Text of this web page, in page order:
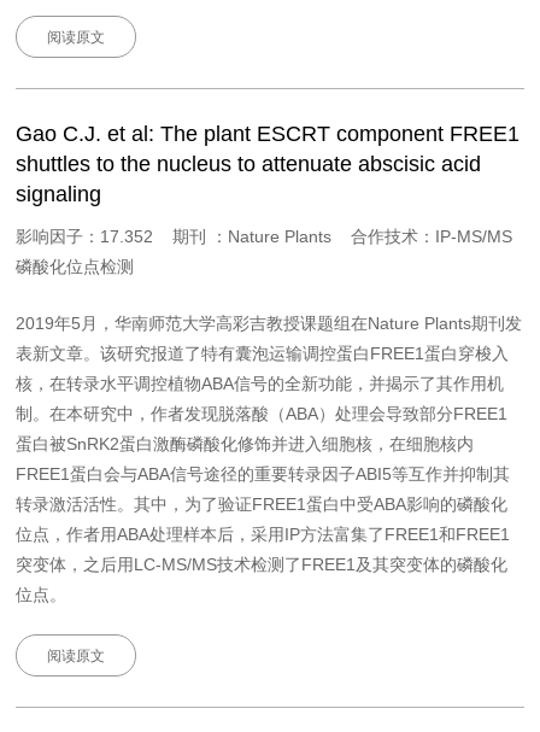
阅读原文
Gao C.J. et al: The plant ESCRT component FREE1
shuttles to the nucleus to attenuate abscisic acid
signaling
影响因子：17.352 期刊 ：Nature Plants 合作技术：IP-MS/MS
磷酸化位点检测
2019年5月，华南师范大学高彩吉教授课题组在Nature Plants期刊发
表新文章。该研究报道了特有囊泡运输调控蛋白FREE1蛋白穿梭入
核，在转录水平调控植物ABA信号的全新功能，并揭示了其作用机
制。在本研究中，作者发现脱落酸（ABA）处理会导致部分FREE1
蛋白被SnRK2蛋白激酶磷酸化修饰并进入细胞核，在细胞核内
FREE1蛋白会与ABA信号途径的重要转录因子ABI5等互作并抑制其
转录激活活性。其中，为了验证FREE1蛋白中受ABA影响的磷酸化
位点，作者用ABA处理样本后，采用IP方法富集了FREE1和FREE1
突变体，之后用LC-MS/MS技术检测了FREE1及其突变体的磷酸化
位点。
阅读原文